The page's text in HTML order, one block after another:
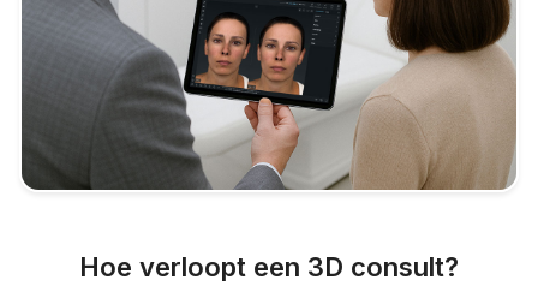
Hoe verloopt een 3D consult?